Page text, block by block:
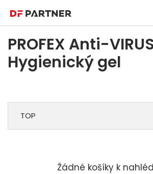
PROFEX Anti-
Hygienický gel
TOP
Žádné košíky k